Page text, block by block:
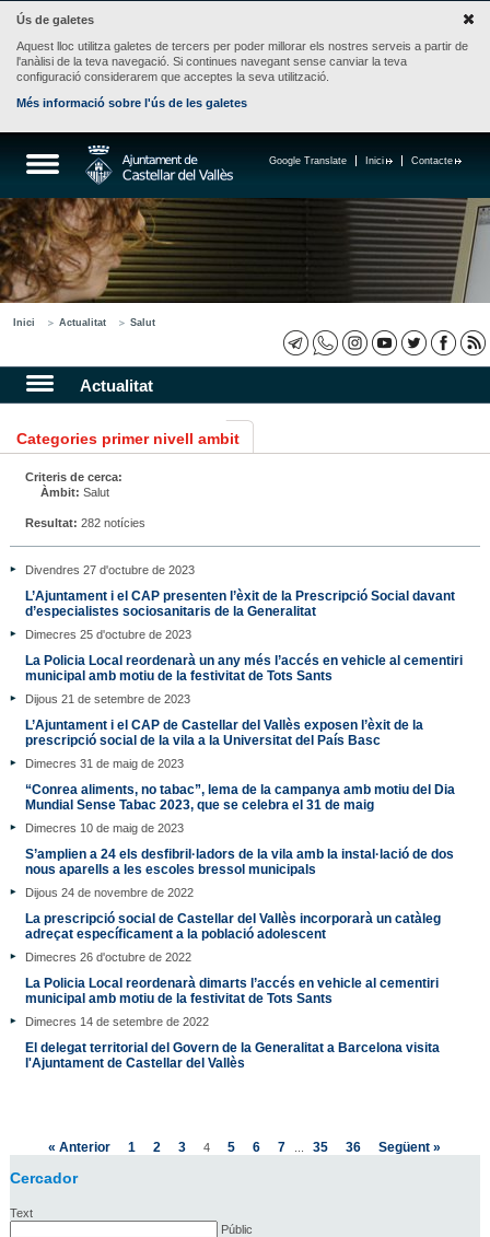
Ús de galetes
Aquest lloc utilitza galetes de tercers per poder millorar els nostres serveis a partir de
l'anàlisi de la teva navegació. Si continues navegant sense canviar la teva
configuració considerarem que acceptes la seva utilització.
Més informació sobre l'ús de les galetes
Contacte
Inici
Google Translate
Inici Actualitat Salut
Actualitat
Categories primer nivell ambit
Criteris de cerca:
Àmbit: Salut
Resultat: 282 notícies
Divendres 27 d'octubre de 2023
L’Ajuntament i el CAP presenten l’èxit de la Prescripció Social davant
d’especialistes sociosanitaris de la Generalitat
Dimecres 25 d'octubre de 2023
La Policia Local reordenarà un any més l’accés en vehicle al cementiri
municipal amb motiu de la festivitat de Tots Sants
Dijous 21 de setembre de 2023
L’Ajuntament i el CAP de Castellar del Vallès exposen l’èxit de la
prescripció social de la vila a la Universitat del País Basc
Dimecres 31 de maig de 2023
“Conrea aliments, no tabac”, lema de la campanya amb motiu del Dia
Mundial Sense Tabac 2023, que se celebra el 31 de maig
Dimecres 10 de maig de 2023
S’amplien a 24 els desfibril·ladors de la vila amb la instal·lació de dos
nous aparells a les escoles bressol municipals
Dijous 24 de novembre de 2022
La prescripció social de Castellar del Vallès incorporarà un catàleg
adreçat específicament a la població adolescent
Dimecres 26 d'octubre de 2022
La Policia Local reordenarà dimarts l’accés en vehicle al cementiri
municipal amb motiu de la festivitat de Tots Sants
Dimecres 14 de setembre de 2022
El delegat territorial del Govern de la Generalitat a Barcelona visita
l'Ajuntament de Castellar del Vallès
« Anterior 1 2 3 4 5 6 7 35 36 Següent »
Cercador
Text
Públic